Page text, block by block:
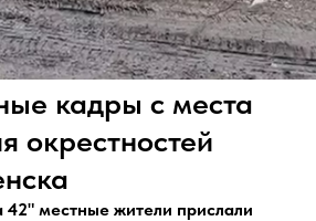
кадры с места
окрестностей
местные жители прислали